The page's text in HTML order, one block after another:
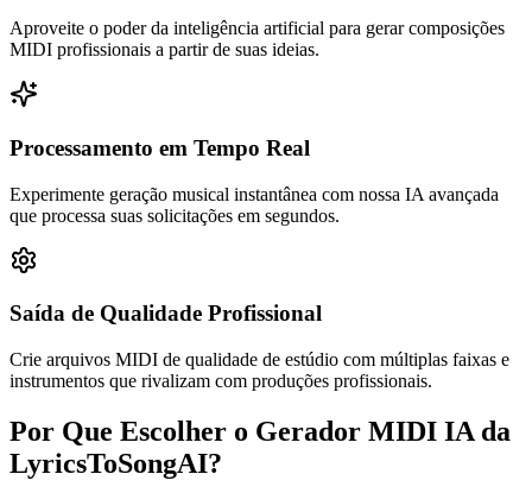
Aproveite o poder da inteligência artificial para gerar composições
MIDI profissionais a partir de suas ideias.
Processamento em Tempo Real
Experimente geração musical instantânea com nossa IA avançada
que processa suas solicitações em segundos.
Saída de Qualidade Profissional
Crie arquivos MIDI de qualidade de estúdio com múltiplas faixas e
instrumentos que rivalizam com produções profissionais.
Por Que Escolher o Gerador MIDI IA da
LyricsToSongAI?